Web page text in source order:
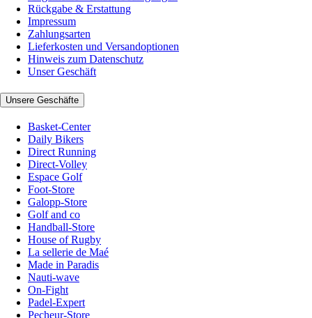
Rückgabe & Erstattung
Impressum
Zahlungsarten
Lieferkosten und Versandoptionen
Hinweis zum Datenschutz
Unser Geschäft
Unsere Geschäfte
Basket-Center
Daily Bikers
Direct Running
Direct-Volley
Espace Golf
Foot-Store
Galopp-Store
Golf and co
Handball-Store
House of Rugby
La sellerie de Maé
Made in Paradis
Nauti-wave
On-Fight
Padel-Expert
Pecheur-Store